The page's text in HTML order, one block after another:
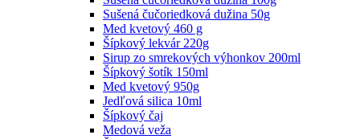
Sušená čučoriedková dužina 50g
Med kvetový 460 g
Šípkový lekvár 220g
Sirup zo smrekových výhonkov 200ml
Šípkový šotík 150ml
Med kvetový 950g
Jedľová silica 10ml
Šípkový čaj
Medová veža